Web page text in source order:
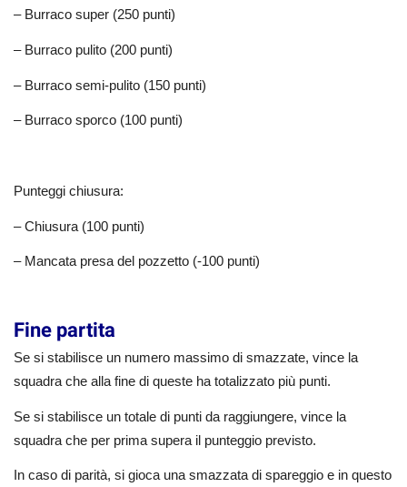
– Burraco super (250 punti)
– Burraco pulito (200 punti)
– Burraco semi-pulito (150 punti)
– Burraco sporco (100 punti)
Punteggi chiusura:
– Chiusura (100 punti)
– Mancata presa del pozzetto (-100 punti)
Fine partita
Se si stabilisce un numero massimo di smazzate, vince la
squadra che alla fine di queste ha totalizzato più punti.
Se si stabilisce un totale di punti da raggiungere, vince la
squadra che per prima supera il punteggio previsto.
In caso di parità, si gioca una smazzata di spareggio e in questo